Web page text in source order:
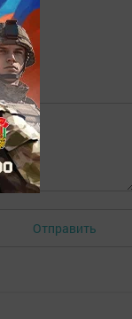
Отправить